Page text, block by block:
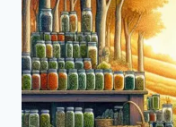
PATIRTIS
IR